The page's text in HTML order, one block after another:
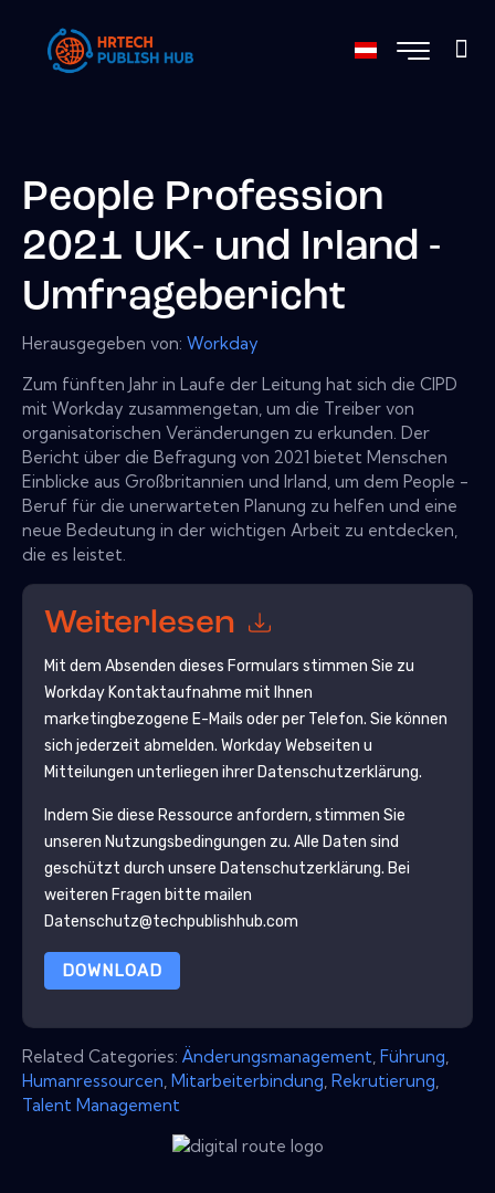
People Profession
2021 UK- und Irland -
Umfragebericht
Herausgegeben von: Workday
Zum fünften Jahr in Laufe der Leitung hat sich die CIPD
mit Workday zusammengetan, um die Treiber von
organisatorischen Veränderungen zu erkunden. Der
Bericht über die Befragung von 2021 bietet Menschen
Einblicke aus Großbritannien und Irland, um dem People -
Beruf für die unerwarteten Planung zu helfen und eine
neue Bedeutung in der wichtigen Arbeit zu entdecken,
die es leistet.
Weiterlesen
Mit dem Absenden dieses Formulars stimmen Sie zu
WorkdayKontaktaufnahme mit Ihnen
marketingbezogene E-Mails oder per Telefon. Sie können
sich jederzeit abmelden. WorkdayWebseiten u
Mitteilungen unterliegen ihrer Datenschutzerklärung.
Indem Sie diese Ressource anfordern, stimmen Sie
unseren Nutzungsbedingungen zu. Alle Daten sind
geschützt durch unsere Datenschutzerklärung. Bei
weiteren Fragen bitte mailen
Datenschutz@techpublishhub.com
DOWNLOAD
Related Categories: Änderungsmanagement Führung
Humanressourcen Mitarbeiterbindung Rekrutierung
Talent Management